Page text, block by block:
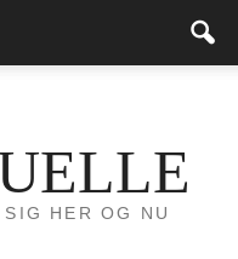
HER OG NU